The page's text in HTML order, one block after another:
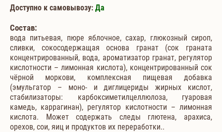
Доступно к самовывозу: Да
Состав:
вода питьевая, пюре яблочное, сахар, глюкозный сироп,
сливки, сокосодержащая основа гранат (сок граната
концентрированный, вода, ароматизатор гранат, регулятор
кислотности – лимонная кислота), концентрированный сок
чёрной моркови, комплексная пищевая добавка
(эмульгатор – моно- и диглицериды жирных кислот,
стабилизаторы: карбоксиметилцеллюлоза, гуаровая
камедь, каррагинан), регулятор кислотности – лимонная
кислота. Может содержать следы глютена, арахиса,
орехов, сои, яиц и продуктов их переработки..